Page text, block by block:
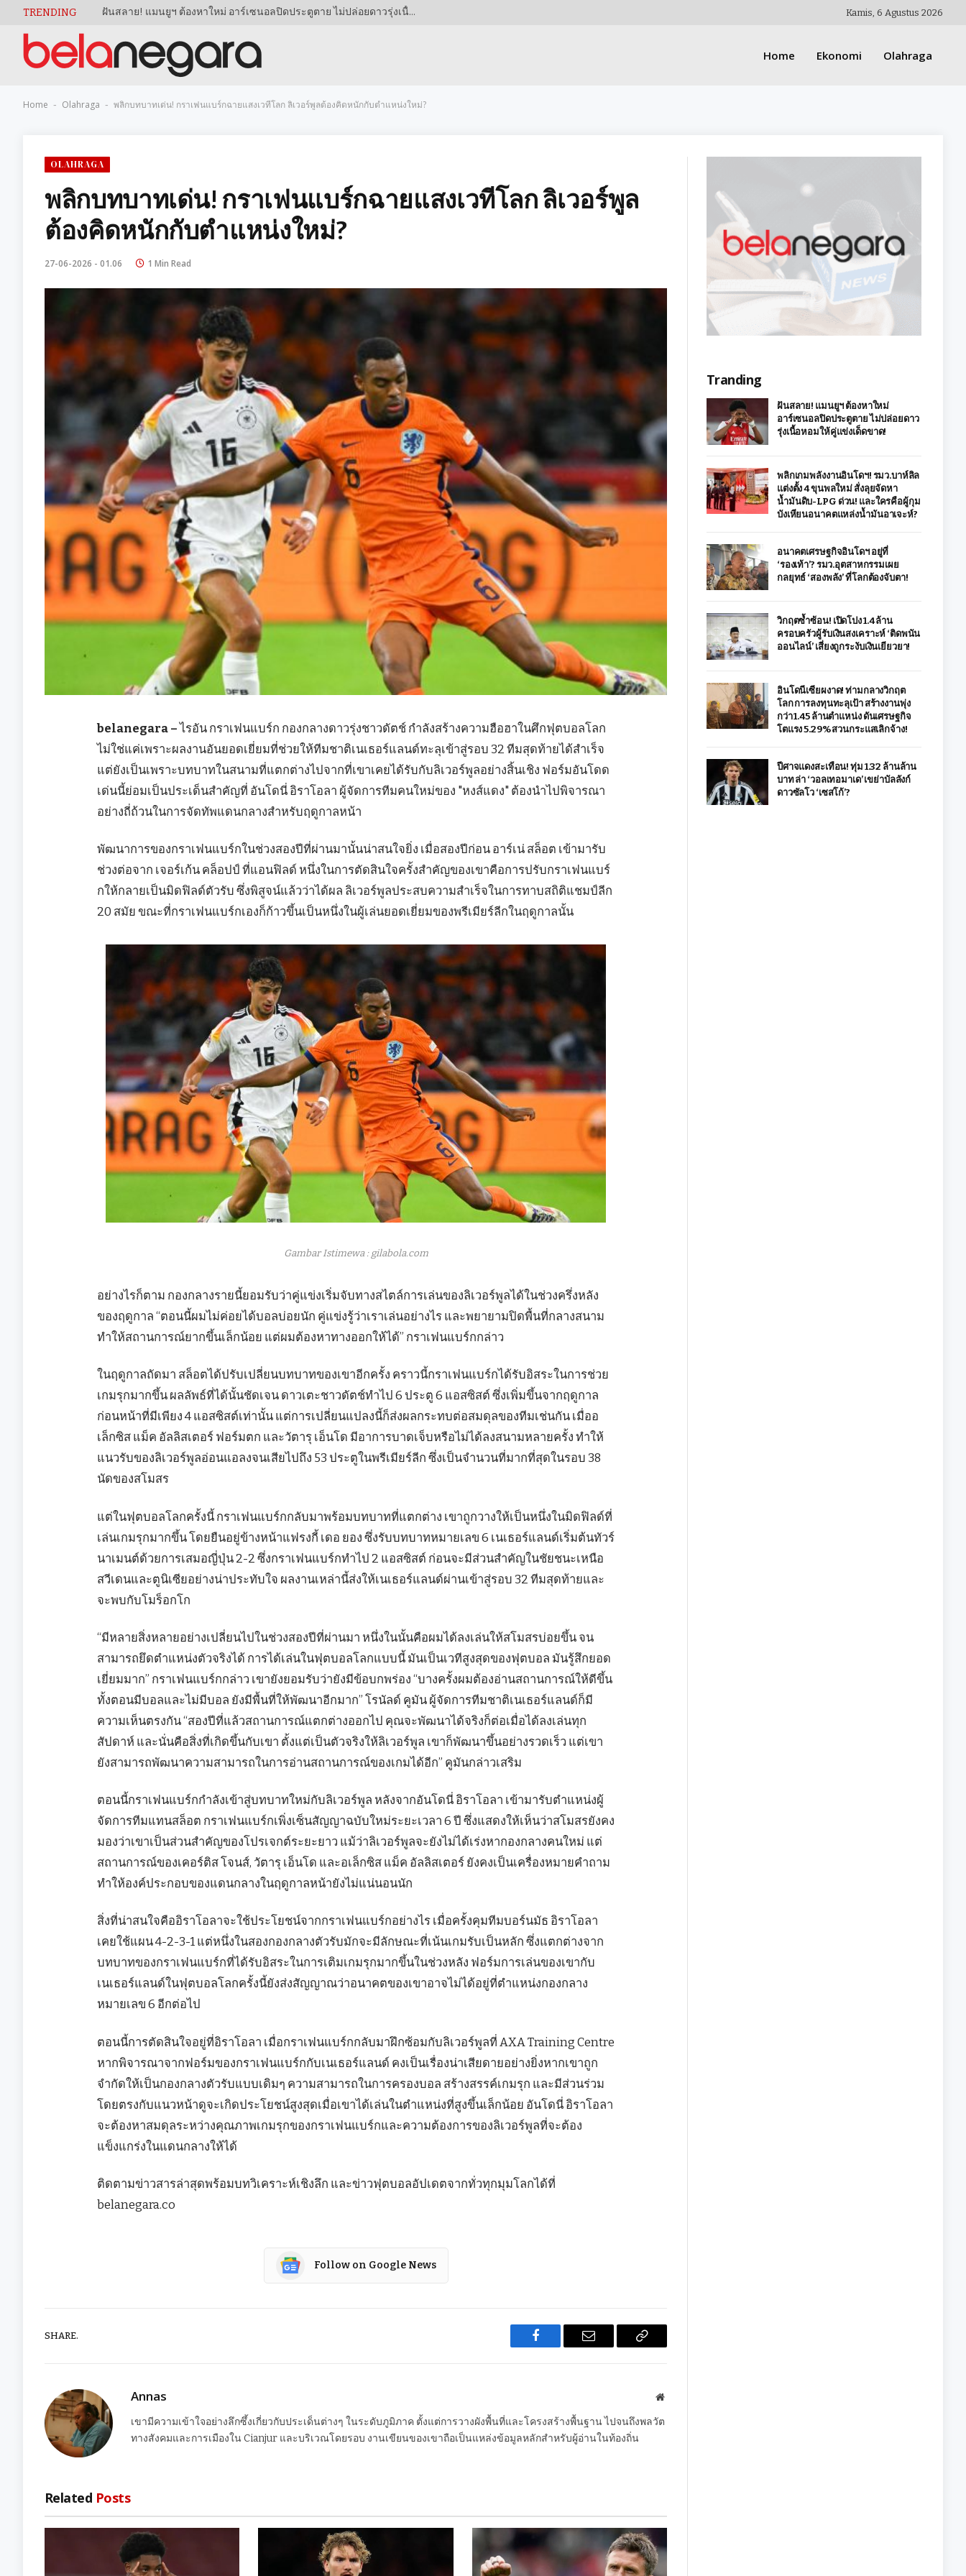
TRENDING ฝันสลาย! แมนยูฯ ต้องหาใหม่ อาร์เซนอลปิดประตูตาย ไม่ปล่อยดาวรุ่งเนื้อหอมให้คู่แข่งเด็ดขาด! Kamis, 6 Agustus 2026
Home Ekonomi Olahraga
Home - Olahraga - พลิกบทบาทเด่น! กราเฟนแบร์กฉายแสงเวทีโลก ลิเวอร์พูลต้องคิดหนักกับตำแหน่งใหม่?
OLAHRAGA
พลิกบทบาทเด่น! กราเฟนแบร์กฉายแสงเวทีโลก ลิเวอร์พูล
ต้องคิดหนักกับตำแหน่งใหม่?
27-06-2026 - 01.06 1 Min Read
belanegara –ไรอัน กราเฟนแบร์ก กองกลางดาวรุ่งชาวดัตช์ กำลังสร้างความฮือฮาในศึกฟุตบอลโลก
ไม่ใช่แค่เพราะผลงานอันยอดเยี่ยมที่ช่วยให้ทีมชาติเนเธอร์แลนด์ทะลุเข้าสู่รอบ 32 ทีมสุดท้ายได้สำเร็จ
แต่ยังเป็นเพราะบทบาทในสนามที่แตกต่างไปจากที่เขาเคยได้รับกับลิเวอร์พูลอย่างสิ้นเชิง ฟอร์มอันโดด
เด่นนี้ย่อมเป็นประเด็นสำคัญที่ อันโดนี่ อิราโอลา ผู้จัดการทีมคนใหม่ของ "หงส์แดง" ต้องนำไปพิจารณา
อย่างถี่ถ้วนในการจัดทัพแดนกลางสำหรับฤดูกาลหน้า
พัฒนาการของกราเฟนแบร์กในช่วงสองปีที่ผ่านมานั้นน่าสนใจยิ่ง เมื่อสองปีก่อน อาร์เน่ สล็อต เข้ามารับ
ช่วงต่อจาก เจอร์เก้น คล็อปป์ ที่แอนฟิลด์ หนึ่งในการตัดสินใจครั้งสำคัญของเขาคือการปรับกราเฟนแบร์
กให้กลายเป็นมิดฟิลด์ตัวรับ ซึ่งพิสูจน์แล้วว่าได้ผล ลิเวอร์พูลประสบความสำเร็จในการทาบสถิติแชมป์ลีก
20 สมัย ขณะที่กราเฟนแบร์กเองก็ก้าวขึ้นเป็นหนึ่งในผู้เล่นยอดเยี่ยมของพรีเมียร์ลีกในฤดูกาลนั้น
Gambar Istimewa : gilabola.com
อย่างไรก็ตาม กองกลางรายนี้ยอมรับว่าคู่แข่งเริ่มจับทางสไตล์การเล่นของลิเวอร์พูลได้ในช่วงครึ่งหลัง
ของฤดูกาล “ตอนนี้ผมไม่ค่อยได้บอลบ่อยนัก คู่แข่งรู้ว่าเราเล่นอย่างไร และพยายามปิดพื้นที่กลางสนาม
ทำให้สถานการณ์ยากขึ้นเล็กน้อย แต่ผมต้องหาทางออกให้ได้” กราเฟนแบร์กกล่าว
ในฤดูกาลถัดมา สล็อตได้ปรับเปลี่ยนบทบาทของเขาอีกครั้ง คราวนี้กราเฟนแบร์กได้รับอิสระในการช่วย
เกมรุกมากขึ้น ผลลัพธ์ที่ได้นั้นชัดเจน ดาวเตะชาวดัตช์ทำไป 6 ประตู 6 แอสซิสต์ ซึ่งเพิ่มขึ้นจากฤดูกาล
ก่อนหน้าที่มีเพียง 4 แอสซิสต์เท่านั้น แต่การเปลี่ยนแปลงนี้ก็ส่งผลกระทบต่อสมดุลของทีมเช่นกัน เมื่ออ
เล็กซิส แม็ค อัลลิสเตอร์ ฟอร์มตก และวัตารุ เอ็นโด มีอาการบาดเจ็บหรือไม่ได้ลงสนามหลายครั้ง ทำให้
แนวรับของลิเวอร์พูลอ่อนแอลงจนเสียไปถึง 53 ประตูในพรีเมียร์ลีก ซึ่งเป็นจำนวนที่มากที่สุดในรอบ 38
นัดของสโมสร
แต่ในฟุตบอลโลกครั้งนี้ กราเฟนแบร์กกลับมาพร้อมบทบาทที่แตกต่าง เขาถูกวางให้เป็นหนึ่งในมิดฟิลด์ที่
เล่นเกมรุกมากขึ้น โดยยืนอยู่ข้างหน้าแฟรงกี้ เดอ ยอง ซึ่งรับบทบาทหมายเลข 6 เนเธอร์แลนด์เริ่มต้นทัวร์
นาเมนต์ด้วยการเสมอญี่ปุ่น 2-2 ซึ่งกราเฟนแบร์กทำไป 2 แอสซิสต์ ก่อนจะมีส่วนสำคัญในชัยชนะเหนือ
สวีเดนและตูนิเซียอย่างน่าประทับใจ ผลงานเหล่านี้ส่งให้เนเธอร์แลนด์ผ่านเข้าสู่รอบ 32 ทีมสุดท้ายและ
จะพบกับโมร็อกโก
“มีหลายสิ่งหลายอย่างเปลี่ยนไปในช่วงสองปีที่ผ่านมา หนึ่งในนั้นคือผมได้ลงเล่นให้สโมสรบ่อยขึ้น จน
สามารถยึดตำแหน่งตัวจริงได้ การได้เล่นในฟุตบอลโลกแบบนี้ มันเป็นเวทีสูงสุดของฟุตบอล มันรู้สึกยอด
เยี่ยมมาก” กราเฟนแบร์กกล่าว เขายังยอมรับว่ายังมีข้อบกพร่อง “บางครั้งผมต้องอ่านสถานการณ์ให้ดีขึ้น
ทั้งตอนมีบอลและไม่มีบอล ยังมีพื้นที่ให้พัฒนาอีกมาก” โรนัลด์ คูมัน ผู้จัดการทีมชาติเนเธอร์แลนด์ก็มี
ความเห็นตรงกัน “สองปีที่แล้วสถานการณ์แตกต่างออกไป คุณจะพัฒนาได้จริงก็ต่อเมื่อได้ลงเล่นทุก
สัปดาห์ และนั่นคือสิ่งที่เกิดขึ้นกับเขา ตั้งแต่เป็นตัวจริงให้ลิเวอร์พูล เขาก็พัฒนาขึ้นอย่างรวดเร็ว แต่เขา
ยังสามารถพัฒนาความสามารถในการอ่านสถานการณ์ของเกมได้อีก” คูมันกล่าวเสริม
ตอนนี้กราเฟนแบร์กกำลังเข้าสู่บทบาทใหม่กับลิเวอร์พูล หลังจากอันโดนี่ อิราโอลา เข้ามารับตำแหน่งผู้
จัดการทีมแทนสล็อต กราเฟนแบร์กเพิ่งเซ็นสัญญาฉบับใหม่ระยะเวลา 6 ปี ซึ่งแสดงให้เห็นว่าสโมสรยังคง
มองว่าเขาเป็นส่วนสำคัญของโปรเจกต์ระยะยาว แม้ว่าลิเวอร์พูลจะยังไม่ได้เร่งหากองกลางคนใหม่ แต่
สถานการณ์ของเคอร์ติส โจนส์, วัตารุ เอ็นโด และอเล็กซิส แม็ค อัลลิสเตอร์ ยังคงเป็นเครื่องหมายคำถาม
ทำให้องค์ประกอบของแดนกลางในฤดูกาลหน้ายังไม่แน่นอนนัก
สิ่งที่น่าสนใจคืออิราโอลาจะใช้ประโยชน์จากกราเฟนแบร์กอย่างไร เมื่อครั้งคุมทีมบอร์นมัธ อิราโอลา
เคยใช้แผน 4-2-3-1 แต่หนึ่งในสองกองกลางตัวรับมักจะมีลักษณะที่เน้นเกมรับเป็นหลัก ซึ่งแตกต่างจาก
บทบาทของกราเฟนแบร์กที่ได้รับอิสระในการเติมเกมรุกมากขึ้นในช่วงหลัง ฟอร์มการเล่นของเขากับ
เนเธอร์แลนด์ในฟุตบอลโลกครั้งนี้ยังส่งสัญญาณว่าอนาคตของเขาอาจไม่ได้อยู่ที่ตำแหน่งกองกลาง
หมายเลข 6 อีกต่อไป
ตอนนี้การตัดสินใจอยู่ที่อิราโอลา เมื่อกราเฟนแบร์กกลับมาฝึกซ้อมกับลิเวอร์พูลที่ AXA Training Centre
หากพิจารณาจากฟอร์มของกราเฟนแบร์กกับเนเธอร์แลนด์ คงเป็นเรื่องน่าเสียดายอย่างยิ่งหากเขาถูก
จำกัดให้เป็นกองกลางตัวรับแบบเดิมๆ ความสามารถในการครองบอล สร้างสรรค์เกมรุก และมีส่วนร่วม
โดยตรงกับแนวหน้าดูจะเกิดประโยชน์สูงสุดเมื่อเขาได้เล่นในตำแหน่งที่สูงขึ้นเล็กน้อย อันโดนี่ อิราโอลา
จะต้องหาสมดุลระหว่างคุณภาพเกมรุกของกราเฟนแบร์กและความต้องการของลิเวอร์พูลที่จะต้อง
แข็งแกร่งในแดนกลางให้ได้
ติดตามข่าวสารล่าสุดพร้อมบทวิเคราะห์เชิงลึก และข่าวฟุตบอลอัปเดตจากทั่วทุกมุมโลกได้ที่
belanegara.co
Follow on Google News
SHARE.
Facebook Email
Copy
Annas Website
เขามีความเข้าใจอย่างลึกซึ้งเกี่ยวกับประเด็นต่างๆ ในระดับภูมิภาค ตั้งแต่การวางผังพื้นที่และโครงสร้างพื้นฐาน ไปจนถึงพลวัต
ทางสังคมและการเมืองใน Cianjur และบริเวณโดยรอบ งานเขียนของเขาถือเป็นแหล่งข้อมูลหลักสำหรับผู้อ่านในท้องถิ่น
Related Posts
Tranding
ฝันสลาย! แมนยูฯ ต้องหาใหม่
อาร์เซนอลปิดประตูตาย ไม่ปล่อยดาว
รุ่งเนื้อหอมให้คู่แข่งเด็ดขาด!
พลิกเกมพลังงานอินโดฯ! รมว.บาห์ลิล
แต่งตั้ง 4 ขุนพลใหม่ สั่งลุยจัดหา
น้ำมันดิบ-LPG ด่วน! และใครคือผู้กุม
บังเหียนอนาคตแหล่งน้ำมันอาเจะห์?
อนาคตเศรษฐกิจอินโดฯ อยู่ที่
‘รองเท้า’? รมว.อุตสาหกรรมเผย
กลยุทธ์ ‘สองพลัง’ ที่โลกต้องจับตา!
วิกฤตซ้ำซ้อน! เปิดโปง 1.4 ล้าน
ครอบครัวผู้รับเงินสงเคราะห์ ‘ติดพนัน
ออนไลน์’ เสี่ยงถูกระงับเงินเยียวยา!
อินโดนีเซียผงาด! ท่ามกลางวิกฤต
โลก การลงทุนทะลุเป้า สร้างงานพุ่ง
กว่า 1.45 ล้านตำแหน่ง ดันเศรษฐกิจ
โตแรง 5.29% สวนกระแสเลิกจ้าง!
ปีศาจแดงสะเทือน! ทุ่ม 1.32 ล้านล้าน
บาท ล่า ‘วอลเทอมาเด’ เขย่าบัลลังก์
ดาวซัลโว ‘เซสโก้’?